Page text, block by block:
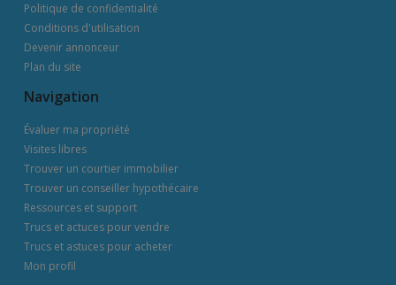
Politique de confidentialité
Conditions d'utilisation
Devenir annonceur
Plan du site
Navigation
Évaluer ma propriété
Visites libres
Trouver un courtier immobilier
Trouver un conseiller hypothécaire
Ressources et support
Trucs et actuces pour vendre
Trucs et astuces pour acheter
Mon profil